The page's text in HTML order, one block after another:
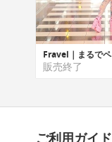
販売終了
ご利用ガイド